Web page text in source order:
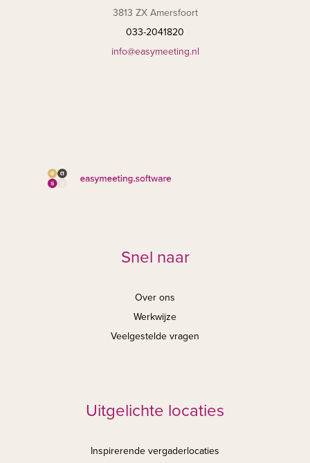
3813 ZX Amersfoort
033-2041820
info@easymeeting.nl
Snel naar
Over ons
Werkwijze
Veelgestelde vragen
Uitgelichte locaties
Inspirerende vergaderlocaties